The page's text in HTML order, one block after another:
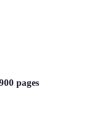
pages